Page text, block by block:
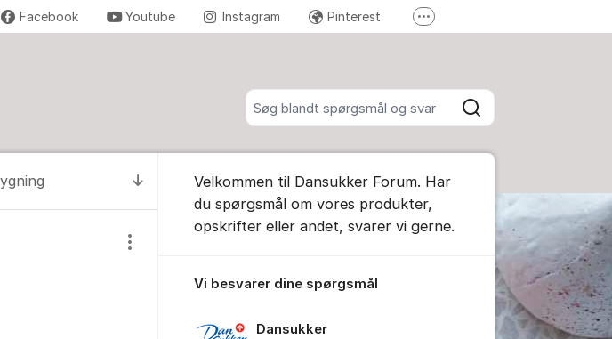
Søg blandt alle indlæg
Søg
Facebook Youtube Instagram Pinterest Flere supportlinks
Til seneste kommentar
Vis/skjul indstillinger for indlæg/kommentar
Velkommen til Dansukker Forum. Har
du spørgsmål om vores produkter,
opskrifter eller andet, svarer vi gerne.
Vi besvarer dine spørgsmål
Dansukker